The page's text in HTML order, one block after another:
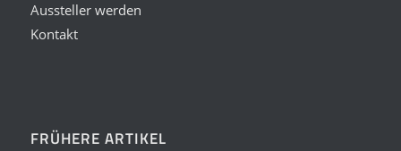
Aussteller werden
Kontakt
FRÜHERE ARTIKEL